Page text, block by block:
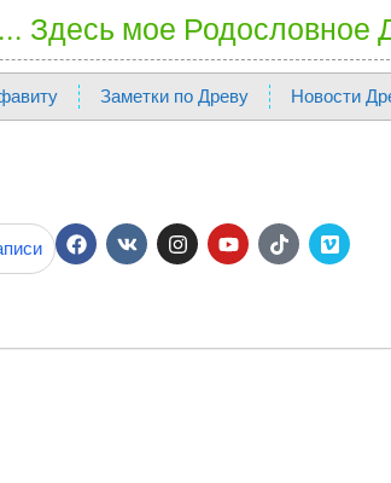
Здесь мое Родословное
Заметки по Древу Новости